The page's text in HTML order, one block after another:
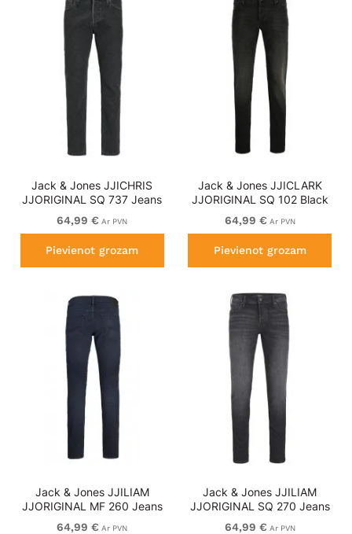
Jack & Jones JJICHRIS
JJORIGINAL SQ 737 Jeans
Black Denim
64,99 € Ar PVN
Pievienot grozam
Jack & Jones JJICLARK
JJORIGINAL SQ 102 Black
Denim
64,99 € Ar PVN
Pievienot grozam
Jack & Jones JJILIAM
JJORIGINAL MF 260 Jeans
Blue Denim
64,99 € Ar PVN
Jack & Jones JJILIAM
JJORIGINAL SQ 270 Jeans
Black Denim
64,99 € Ar PVN